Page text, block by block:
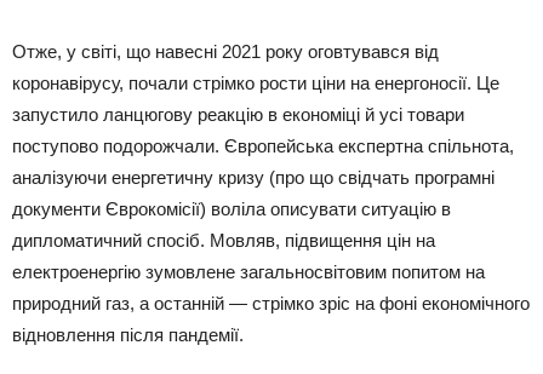
Отже, у світі, що навесні 2021 року оговтувався від
коронавірусу, почали стрімко рости ціни на енергоносії. Це
запустило ланцюгову реакцію в економіці й усі товари
поступово подорожчали. Європейська експертна спільнота,
аналізуючи енергетичну кризу (про що свідчать програмні
документи Єврокомісії) воліла описувати ситуацію в
дипломатичний спосіб. Мовляв, підвищення цін на
електроенергію зумовлене загальносвітовим попитом на
природний газ, а останній — стрімко зріс на фоні економічного
відновлення після пандемії.